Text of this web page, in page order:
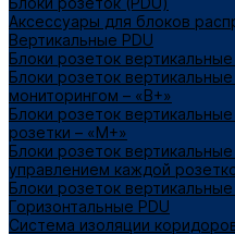
Аксессуары для блоков
Вертикальные PDU
Блоки розеток
Блоки розеток
мониторингом – «В+»
Блоки розеток
розетки – «М+»
Блоки розеток
управлением каждой
Блоки розеток
Горизонтальные PDU
Система изоляции